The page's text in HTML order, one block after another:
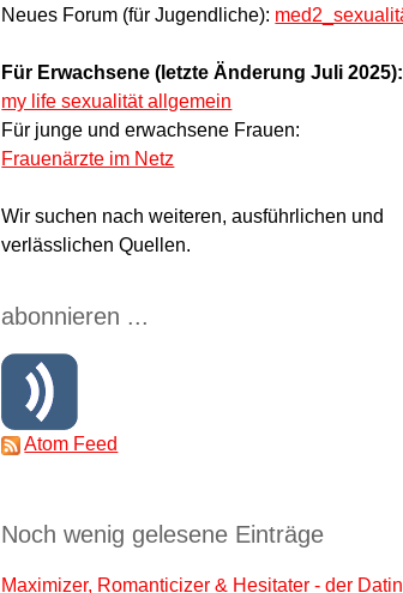
Neues Forum (für Jugendliche):
Für Erwachsene (letzte Änderung Juli 2025):
my life sexualität allgemein
Für junge und erwachsene Frauen:
Frauenärzte im Netz
Wir suchen nach weiteren, ausführlichen und
verlässlichen Quellen.
abonnieren ...
Atom Feed
Noch wenig gelesene Einträge
Maximizer, Romanticizer & Hesitater - der